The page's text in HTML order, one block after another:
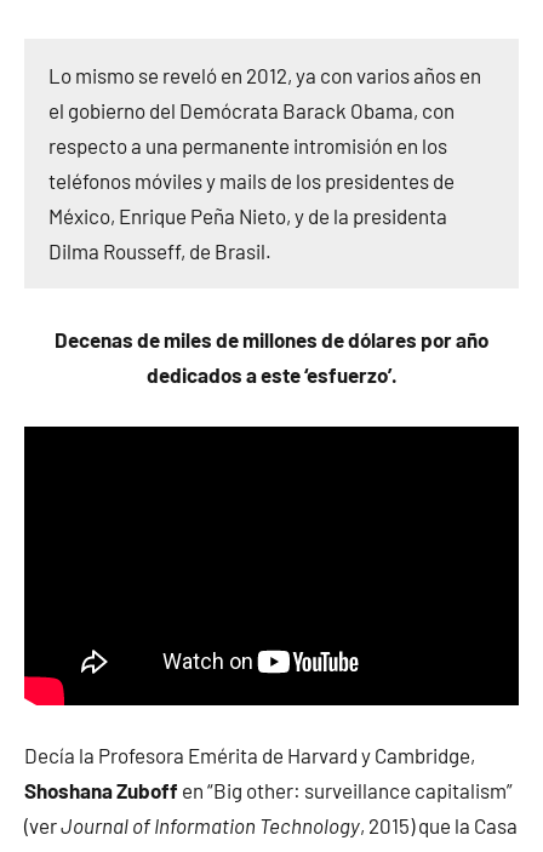
Lo mismo se reveló en 2012, ya con varios años en
el gobierno del Demócrata Barack Obama, con
respecto a una permanente intromisión en los
teléfonos móviles y mails de los presidentes de
México, Enrique Peña Nieto, y de la presidenta
Dilma Rousseff, de Brasil.
Decenas de miles de millones de dólares por año
dedicados a este ‘esfuerzo’.
Decía la Profesora Emérita de Harvard y Cambridge,
Shoshana Zuboff en “Big other: surveillance capitalism”
(verJournal of Information Technology, 2015) que la Casa